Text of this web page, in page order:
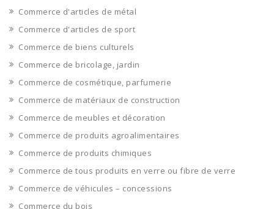
Commerce d'articles de métal
Commerce d'articles de sport
Commerce de biens culturels
Commerce de bricolage, jardin
Commerce de cosmétique, parfumerie
Commerce de matériaux de construction
Commerce de meubles et décoration
Commerce de produits agroalimentaires
Commerce de produits chimiques
Commerce de tous produits en verre ou fibre de verre
Commerce de véhicules – concessions
Commerce du bois